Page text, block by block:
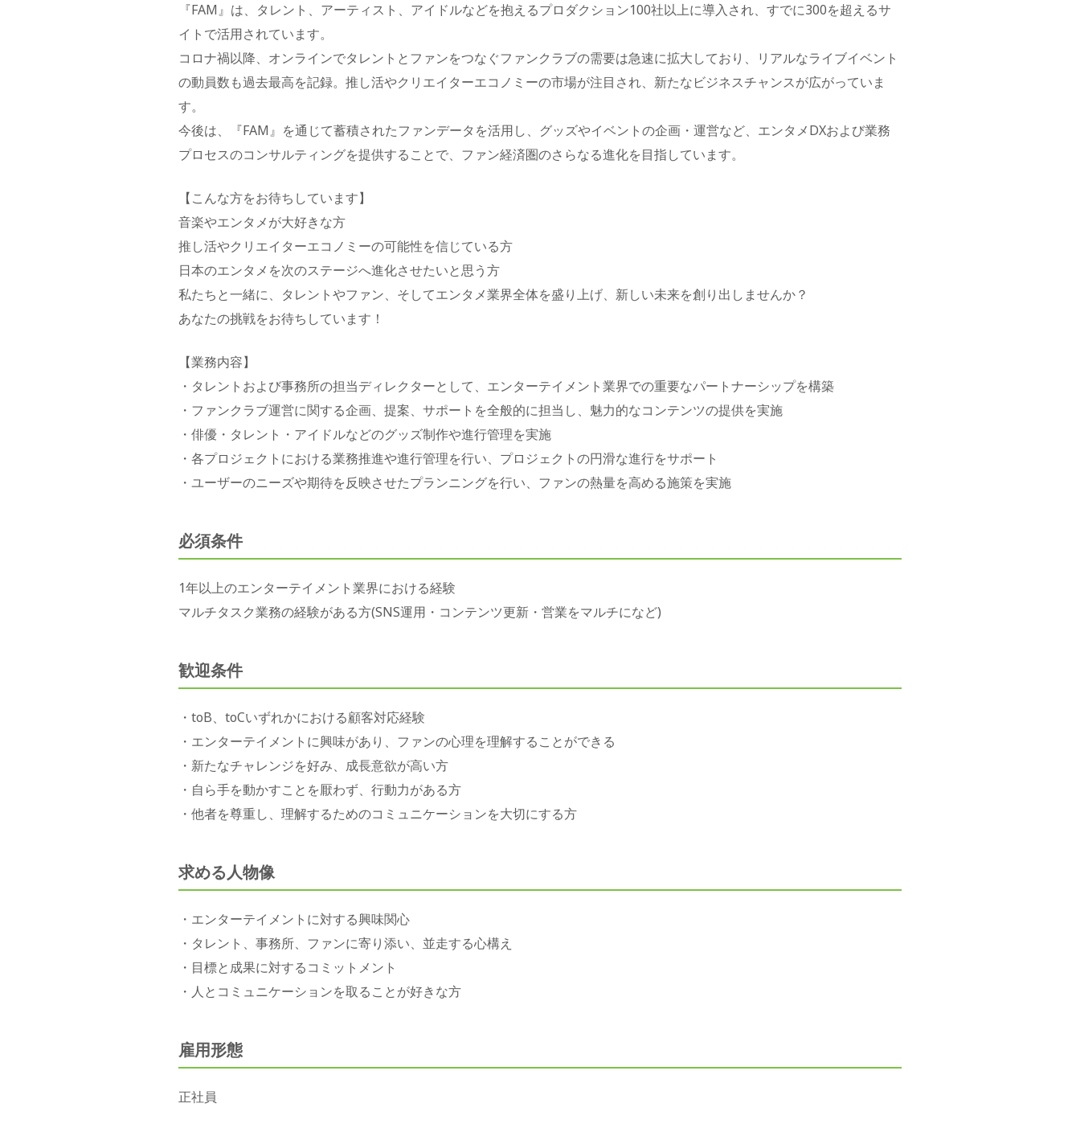
『FAM』は、タレント、アーティスト、アイドルなどを抱えるプロダクション100社以上に導入され、すでに300を超えるサ
イトで活用されています。
コロナ禍以降、オンラインでタレントとファンをつなぐファンクラブの需要は急速に拡大しており、リアルなライブイベント
の動員数も過去最高を記録。推し活やクリエイターエコノミーの市場が注目され、新たなビジネスチャンスが広がっていま
す。
今後は、『FAM』を通じて蓄積されたファンデータを活用し、グッズやイベントの企画・運営など、エンタメDXおよび業務
プロセスのコンサルティングを提供することで、ファン経済圏のさらなる進化を目指しています。
【こんな方をお待ちしています】
音楽やエンタメが大好きな方
推し活やクリエイターエコノミーの可能性を信じている方
日本のエンタメを次のステージへ進化させたいと思う方
私たちと一緒に、タレントやファン、そしてエンタメ業界全体を盛り上げ、新しい未来を創り出しませんか？
あなたの挑戦をお待ちしています！
【業務内容】
・タレントおよび事務所の担当ディレクターとして、エンターテイメント業界での重要なパートナーシップを構築
・ファンクラブ運営に関する企画、提案、サポートを全般的に担当し、魅力的なコンテンツの提供を実施
・俳優・タレント・アイドルなどのグッズ制作や進行管理を実施
・各プロジェクトにおける業務推進や進行管理を行い、プロジェクトの円滑な進行をサポート
・ユーザーのニーズや期待を反映させたプランニングを行い、ファンの熱量を高める施策を実施
必須条件
1年以上のエンターテイメント業界における経験
マルチタスク業務の経験がある方(SNS運用・コンテンツ更新・営業をマルチになど)
歓迎条件
・toB、toCいずれかにおける顧客対応経験
・エンターテイメントに興味があり、ファンの心理を理解することができる
・新たなチャレンジを好み、成長意欲が高い方
・自ら手を動かすことを厭わず、行動力がある方
・他者を尊重し、理解するためのコミュニケーションを大切にする方
求める人物像
・エンターテイメントに対する興味関心
・タレント、事務所、ファンに寄り添い、並走する心構え
・目標と成果に対するコミットメント
・人とコミュニケーションを取ることが好きな方
雇用形態
正社員